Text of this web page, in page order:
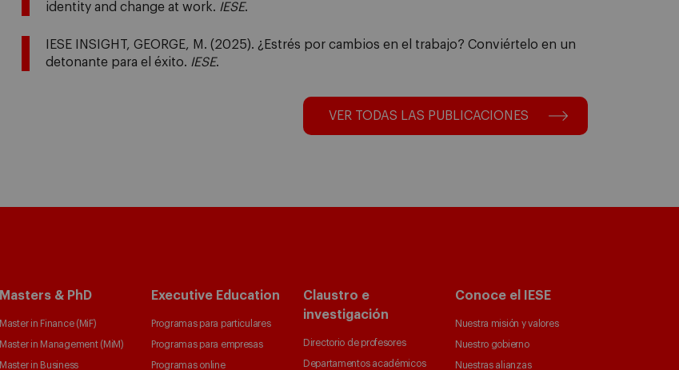
identity and change at work. IESE.
IESE INSIGHT, GEORGE, M. (2025). ¿Estrés por cambios en el trabajo? Conviértelo en un
detonante para el éxito. IESE.
VER TODAS LAS PUBLICACIONES
Masters & PhD
Master in Finance (MiF)
Master in Management (MiM)
Master in Business
Executive Education
Programas para particulares
Programas para empresas
Programas online
Claustro e
investigación
Directorio de profesores
Departamentos académicos
Conoce el IESE
Nuestra misión y valores
Nuestro gobierno
Nuestras alianzas